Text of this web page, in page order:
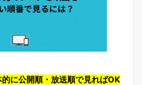
的に公開順・放送順で見ればOK